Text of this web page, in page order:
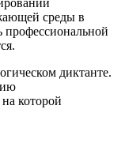
среды в
профессиональной
диктанте.
которой